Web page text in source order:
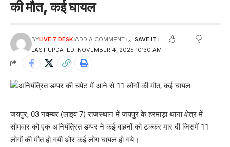
की मौत, कई घायल
LAST UPDATED: NOVEMBER 4, 2025 10:30 AM
BYLIVE 7 DESK ADD A COMMENT
जयपुर, 03 नवम्बर (लाइव 7) राजस्थान में जयपुर के हरमाड़ा थाना क्षेत्र में
सोमवार को एक अनियंत्रित डम्पर ने कई वाहनों को टक्कर मार दी जिसमें 11
लोगों की मौत हो गयी और कई लोग घायल हो गये।